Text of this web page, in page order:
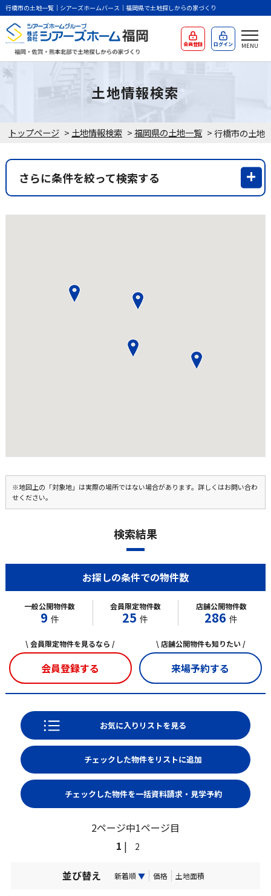
行橋市の土地一覧｜シアーズホームバース｜福岡県で土地探しからの家づくり
会員登録 ログイン
トップページ > 土地情報検索 >福岡県の土地一覧 >行橋市の土地
土地情報検索
さらに条件を絞って検索する
※地図上の「対象地」は実際の場所ではない場合があります。詳しくはお問い合わ
せください。
検索結果
お探しの条件での物件数
一般公開物件数
9 件
会員限定物件数
25 件
店舗公開物件数
286 件
\ 会員限定物件を見るなら /
会員登録する
\ 店舗公開物件も知りたい /
来場予約する
お気に入りリストを見る
2ページ中1ページ目
1 | 2
並び替え 新着順 ▼ 価格 土地面積